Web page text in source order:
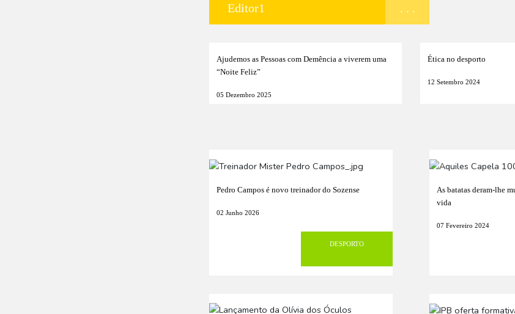
Editor1 . . .
Ajudemos as Pessoas com Demência a viverem uma
“Noite Feliz”
05 Dezembro 2025
Ética no desporto
12 Setembro 2024
Pedro Campos é novo treinador do Sozense
02 Junho 2026
DESPORTO
As batatas deram-lhe
vida
07 Fevereiro 2024